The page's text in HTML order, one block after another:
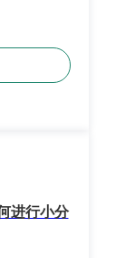
进行小分